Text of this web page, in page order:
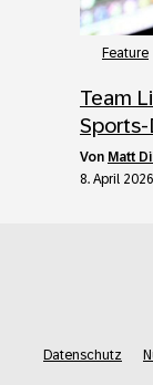
Feature
Team
Sports-
von Matt
8. April 2026
Datenschutz